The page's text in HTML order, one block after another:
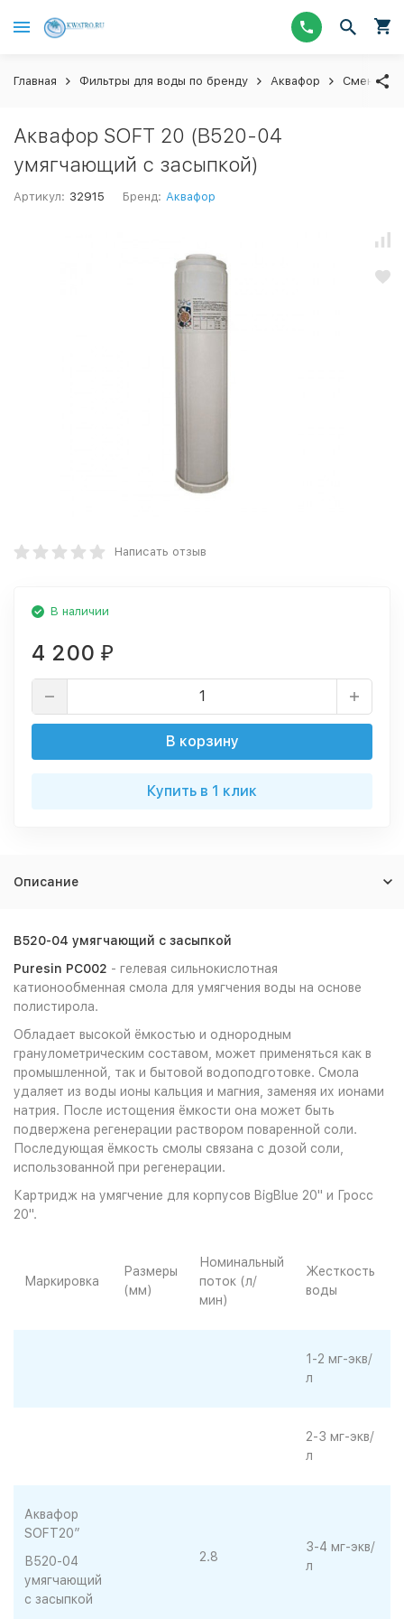
Главная Фильтры для воды по бренду Аквафор Сменные
Аквафор SOFT 20 (В520-04
умягчающий с засыпкой)
Артикул: 32915 Бренд: Аквафор
Написать отзыв
В наличии
4 200 ₽
В корзину
Купить в 1 клик
Описание
В520-04 умягчающий с засыпкой
Puresin PC002 - гелевая сильнокислотная
катионообменная смола для умягчения воды на основе
полистирола.
Обладает высокой ёмкостью и однородным
гранулометрическим составом, может применяться как в
промышленной, так и бытовой водоподготовке. Смола
удаляет из воды ионы кальция и магния, заменяя их ионами
натрия. После истощения ёмкости она может быть
подвержена регенерации раствором поваренной соли.
Последующая ёмкость смолы связана с дозой соли,
использованной при регенерации.
Картридж на умягчение для корпусов BigBlue 20" и Гросс
20".
Маркировка
Размеры
(мм)
Номинальный
поток (л/
мин)
Жесткость
воды
1-2 мг-экв/
л
2-3 мг-экв/
л
Аквафор
SOFT20”
В520-04
умягчающий
с засыпкой
2.8
3-4 мг-экв/
л